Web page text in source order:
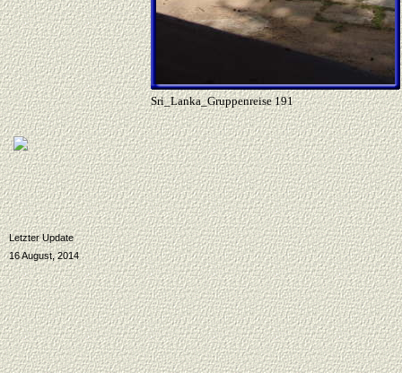
Sri_Lanka_Gruppenreise 191
Letzter Update
16 August, 2014